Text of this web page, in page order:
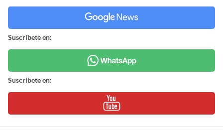
Suscríbete en:
Suscríbete en: